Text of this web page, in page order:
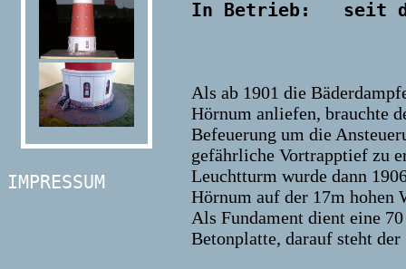
Als ab 1901 die
Hörnum anliefen, brauchte
Befeuerung um die
gefährliche Vortrapptief zu
Leuchtturm wurde dann
Hörnum auf der 17m hohen
Als Fundament dient eine
Betonplatte, darauf steht
IMPRESSUM